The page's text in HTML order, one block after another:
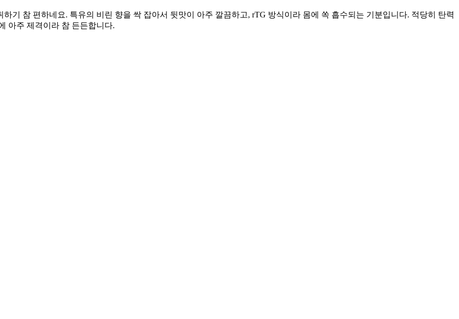
기 참 편하네요. 특유의 비린 향을 싹 잡아서 뒷맛이 아주 깔끔하고, rTG 방식이라 몸에 쏙 흡수되는 기분입니다. 적당히 탄력
아주 제격이라 참 든든합니다.